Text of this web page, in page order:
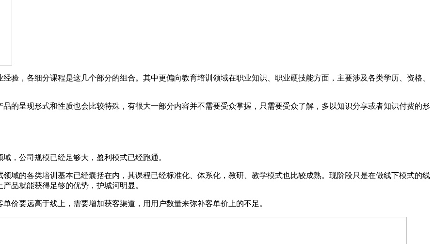
验，各细分课程是这几个部分的组合。其中更偏向教育培训领域在职业知识、职业硬技能方面，主要涉及各类学历、资格、
的呈现形式和性质也会比较特殊，有很大一部分内容并不需要受众掌握，只需要受众了解，多以知识分享或者知识付费的形
，公司规模已经足够大，盈利模式已经跑通。
域的各类培训基本已经囊括在内，其课程已经标准化、体系化，教研、教学模式也比较成熟。现阶段只是在做线下模式的线
品就能获得足够的优势，护城河明显。
价要远高于线上，需要增加获客渠道，用用户数量来弥补客单价上的不足。